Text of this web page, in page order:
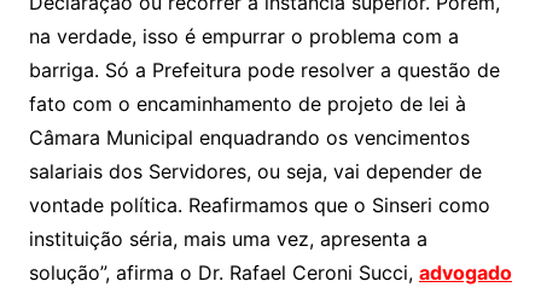
na verdade, isso é empurrar o problema com a
barriga. Só a Prefeitura pode resolver a questão de
fato com o encaminhamento de projeto de lei à
Câmara Municipal enquadrando os vencimentos
salariais dos Servidores, ou seja, vai depender de
vontade política. Reafirmamos que o Sinseri como
instituição séria, mais uma vez, apresenta a
solução”, afirma o Dr. Rafael Ceroni Succi, advogado